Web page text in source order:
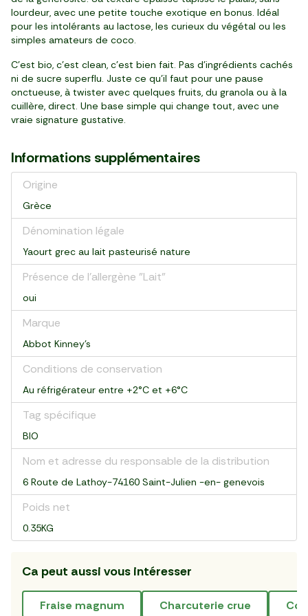
lourdeur, avec une petite touche exotique en bonus. Idéal
pour les intolérants au lactose, les curieux du végétal ou les
simples amateurs de coco.
C’est bio, c’est clean, c’est bien fait. Pas d’ingrédients cachés
ni de sucre superflu. Juste ce qu’il faut pour une pause
onctueuse, à twister avec quelques fruits, du granola ou à la
cuillère, direct. Une base simple qui change tout, avec une
vraie signature gustative.
Informations supplémentaires
Origine
Grèce
Dénomination légale
Yaourt grec au lait pasteurisé nature
Présence de l'allergène "Lait"
oui
Marque
Abbot Kinney's
Conditions de conservation
Au réfrigérateur entre +2°C et +6°C
Tag spécifique
BIO
Nom et adresse du responsable de la distribution
6 Route de Lathoy-74160 Saint-Julien -en- genevois
Poids net
0.35KG
Ca peut aussi vous intéresser
fraise magnum charcuterie crue